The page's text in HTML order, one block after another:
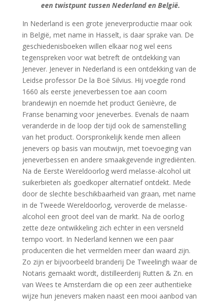
een twistpunt tussen Nederland en België.
In Nederland is een grote jeneverproductie maar ook
in België, met name in Hasselt, is daar sprake van. De
geschiedenisboeken willen elkaar nog wel eens
tegenspreken voor wat betreft de ontdekking van
Jenever. Jenever in Nederland is een ontdekking van de
Leidse professor De la Boë Silvius. Hij voegde rond
1660 als eerste jeneverbessen toe aan coorn
brandewijn en noemde het product Genièvre, de
Franse benaming voor jeneverbes. Evenals de naam
veranderde in de loop der tijd ook de samenstelling
van het product. Oorspronkelijk kende men alleen
jenevers op basis van moutwijn, met toevoeging van
jeneverbessen en andere smaakgevende ingrediënten.
Na de Eerste Wereldoorlog werd melasse-alcohol uit
suikerbieten als goedkoper alternatief ontdekt. Mede
door de slechte beschikbaarheid van graan, met name
in de Tweede Wereldoorlog, veroverde de melasse-
alcohol een groot deel van de markt. Na de oorlog
zette deze ontwikkeling zich echter in een versneld
tempo voort. In Nederland kennen we een paar
producenten die het vermelden meer dan waard zijn.
Zo zijn er bijvoorbeeld branderij De Tweelingh waar de
Notaris gemaakt wordt, distilleerderij Rutten & Zn. en
van Wees te Amsterdam die op een zeer authentieke
wijze hun jenevers maken naast een mooi aanbod van